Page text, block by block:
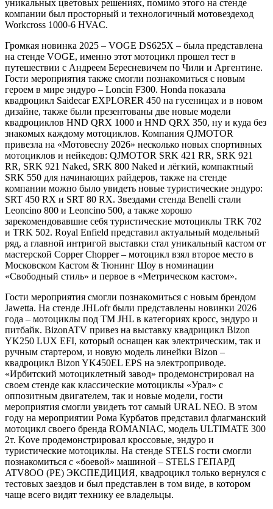
уникальных цветовых решениях, помимо этого на стенде
компании был просторный и технологичный мотовездеход
Workcross 1000-6 HVAC.
Громкая новинка 2025 – VOGE DS625X – была представлена
на стенде VOGE, именно этот мотоцикл прошел тест в
путешествии с Андреем Бересневичем по Чили и Аргентине.
Гости мероприятия также смогли познакомиться с новым
героем в мире эндуро – Loncin F300. Honda показала
квадроцикл Saidecar EXPLORER 450 на гусеницах и в новом
дизайне, также были презентованы две новые модели
квадроциклов HND QRX 1000 и HND QRX 350, ну и куда без
знакомых каждому мотоциклов. Компания QJMOTOR
привезла на «Мотовесну 2026» несколько новых спортивных
мотоциклов и нейкедов: QJMOTOR SRK 421 RR, SRK 921
RR, SRK 921 Naked, SRK 800 Naked и лёгкий, компактный
SRK 550 для начинающих райдеров, также на стенде
компании можно было увидеть новые туристические эндуро:
SRT 450 RX и SRT 80 RX. Звездами стенда Benelli стали
Leoncino 800 и Leoncino 500, а также хорошо
зарекомендовавшие себя туристические мотоциклы TRK 702
и TRK 502. Royal Enfield представил актуальный модельный
ряд, а главной интригой выставки стал уникальный кастом от
мастерской Copper Chopper – мотоцикл взял второе место в
Московском Кастом & Тюнинг Шоу в номинации
«Свободный стиль» и первое в «Метрическом кастом».
Гости мероприятия смогли познакомиться с новым брендом
Jawetta. На стенде JHLofr были представлены новинки 2026
года – мотоциклы под ТМ JHL в категориях кросс, эндуро и
питбайк. BizonATV привез на выставку квадрицикл Bizon
YK250 LUX EFI, который оснащен как электрическим, так и
ручным стартером, и новую модель линейки Bizon –
квадроцикл Bizon YK450EL EPS на электроприводе.
«Ирбитский мотоциклетный завод» продемонстрировал на
своем стенде как классические мотоциклы «Урал» с
оппозитным двигателем, так и новые модели, гости
мероприятия смогли увидеть тот самый URAL NEO. В этом
году на мероприятии Рома Курбатов представил флагманский
мотоцикл своего бренда ROMANIAC, модель ULTIMATE 300
2т. Kove продемонстрировал кроссовые, эндуро и
туристические мотоциклы. На стенде STELS гости смогли
познакомиться с «боевой» машиной – STELS ГЕПАРД
ATV8OO (РЕ) ЭКСПЕДИЦИЯ, квадроцикл только вернулся с
тестовых заездов и был представлен в том виде, в котором
чаще всего видят технику ее владельцы.